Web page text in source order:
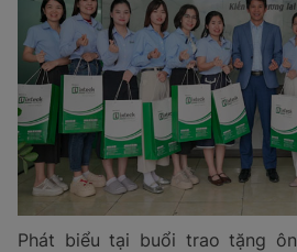
Phát biểu tại buổi trao tặng